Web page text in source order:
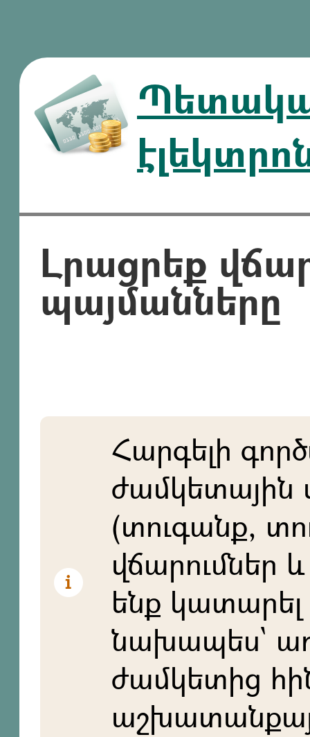
Լրացրեք
պայմանները
Հարգելի
ժամկետային
(տուգանք,
վճարումներ
ենք կատարել
նախապես`
ժամկետից